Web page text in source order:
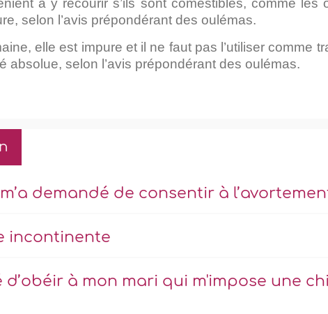
à y recourir s’ils sont comestibles, comme les
selon l’avis prépondérant des oulémas.
elle est impure et il ne faut pas l’utiliser comme
absolue, selon l’avis prépondérant des oulémas.
demandé de consentir à
incontinente
d’obéir à mon mari qui m'impose une